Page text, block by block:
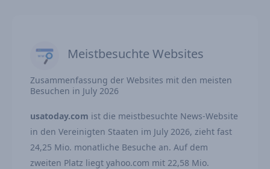
Meistbesuchte Websites
Zusammenfassung der Websites mit den meisten
Besuchen in July 2026
usatoday.com ist die meistbesuchte News-Website
in den Vereinigten Staaten im July 2026, zieht fast
24,25 Mio. monatliche Besuche an. Auf dem
zweiten Platz liegt yahoo.com mit 22,58 Mio.